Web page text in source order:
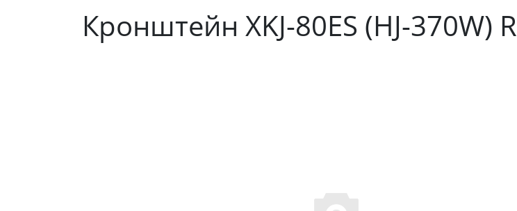
Кронштейн XKJ-80ES (HJ-370W)